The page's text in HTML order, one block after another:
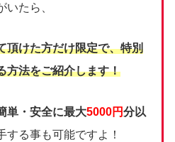
いたら、
頂けた方だけ限定で、特別
方法をご紹介します！
単・安全に最大5000円分以
する事も可能ですよ！